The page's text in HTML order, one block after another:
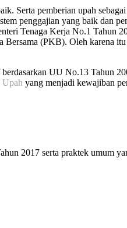
Serta pemberian upah
penggajian yang baik dan
Tenaga Kerja No.1 Tahun
Bersama (PKB). Oleh karena itu
UU No.13 Tahun
Upah yang menjadi kewajiban
2017 serta praktek umum